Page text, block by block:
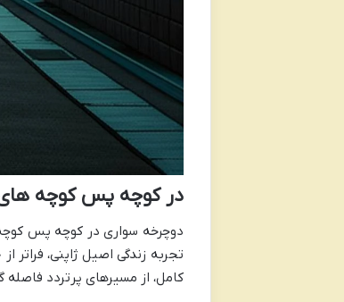
در کوچه پس کوچه های
دوچرخه سواری در کوچه پس
تجربه زندگی اصیل ژاپنی،
کامل، از مسیرهای پرتردد